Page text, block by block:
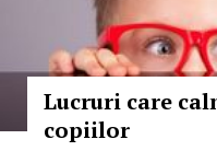
Lucruri care
copiilor